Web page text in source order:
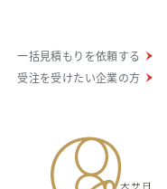
一括見積もりを依頼する
受注を受けたい企業の方